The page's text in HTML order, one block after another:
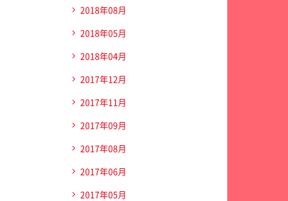
2018年08月
2018年05月
2018年04月
2017年12月
2017年11月
2017年09月
2017年08月
2017年06月
2017年05月